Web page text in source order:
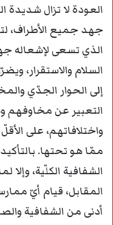
العودة لا تزال شديدة
جهد جميع الأطراف،
الذي تسعى لإشعاله
السلام والاستقرار،
إلى الحوار الجدّي
التعبير عن
واختلافاتهم، على
ممّا هو تحتها.
الشفافية الكلّية، وإلا
المقابل، قيام أيّ
أدنى من الشفافية